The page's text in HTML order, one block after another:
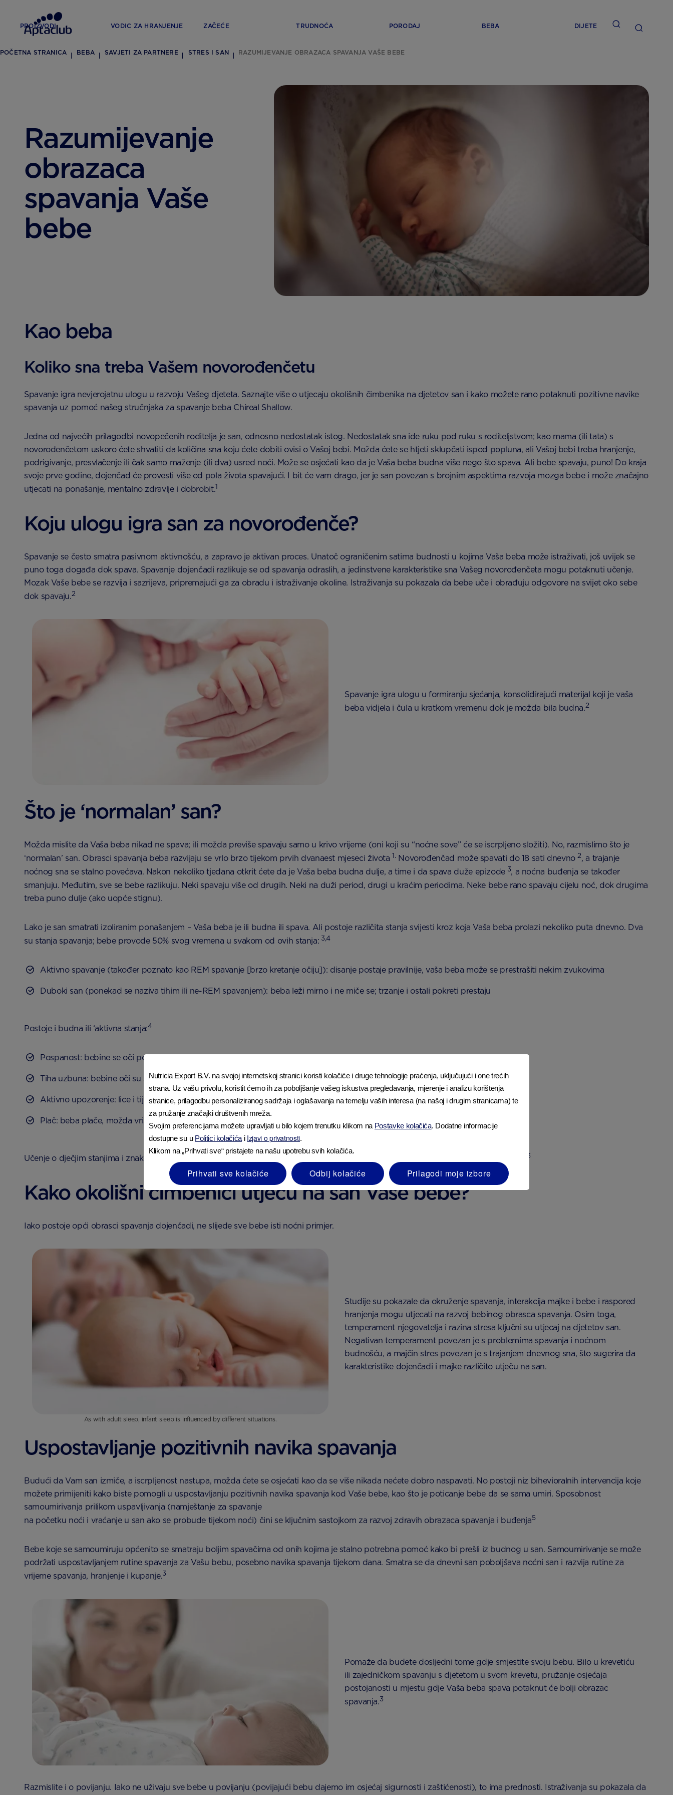
PROIZVODI VODIC ZA HRANJENJE ZAČEĆE TRUDNOĆA PORODAJ BEBA DIJETE
POČETNA STRANICA BEBA SAVJETI ZA PARTNERE STRES I SAN RAZUMIJEVANJE OBRAZACA SPAVANJA VAŠE BEBE
Razumijevanje
obrazaca
spavanja Vaše
bebe
Kao beba
Koliko sna treba Vašem novorođenčetu
Spavanje igra nevjerojatnu ulogu u razvoju Vašeg djeteta. Saznajte više o utjecaju okolišnih čimbenika na djetetov san i kako možete rano potaknuti pozitivne navike
spavanja uz pomoć našeg stručnjaka za spavanje beba Chireal Shallow.
Jedna od najvećih prilagodbi novopečenih roditelja je san, odnosno nedostatak istog. Nedostatak sna ide ruku pod ruku s roditeljstvom; kao mama (ili tata) s
novorođenčetom uskoro ćete shvatiti da količina sna koju ćete dobiti ovisi o Vašoj bebi. Možda ćete se htjeti sklupčati ispod popluna, ali Vašoj bebi treba hranjenje,
podrigivanje, presvlačenje ili čak samo maženje (ili dva) usred noći. Može se osjećati kao da je Vaša beba budna više nego što spava. Ali bebe spavaju, puno! Do kraja
svoje prve godine, dojenčad će provesti više od pola života spavajući. I bit će vam drago, jer je san povezan s brojnim aspektima razvoja mozga bebe i može značajno
utjecati na ponašanje, mentalno zdravlje i dobrobit.1
Koju ulogu igra san za novorođenče?
Spavanje se često smatra pasivnom aktivnošću, a zapravo je aktivan proces. Unatoč ograničenim satima budnosti u kojima Vaša beba može istraživati, još uvijek se
puno toga događa dok spava. Spavanje dojenčadi razlikuje se od spavanja odraslih, a jedinstvene karakteristike sna Vašeg novorođenčeta mogu potaknuti učenje.
Mozak Vaše bebe se razvija i sazrijeva, pripremajući ga za obradu i istraživanje okoline. Istraživanja su pokazala da bebe uče i obrađuju odgovore na svijet oko sebe
dok spavaju.2
Spavanje igra ulogu u formiranju sjećanja, konsolidirajući materijal koji je vaša
beba vidjela i čula u kratkom vremenu dok je možda bila budna.2
Što je ‘normalan’ san?
Možda mislite da Vaša beba nikad ne spava; ili možda previše spavaju samo u krivo vrijeme (oni koji su “noćne sove” će se iscrpljeno složiti). No, razmislimo što je
‘normalan’ san. Obrasci spavanja beba razvijaju se vrlo brzo tijekom prvih dvanaest mjeseci života 1.Novorođenčad može spavati do 18 sati dnevno2, a trajanje
noćnog sna se stalno povećava. Nakon nekoliko tjedana otkrit ćete da je Vaša beba budna dulje, a time i da spava duže epizode 3, a noćna buđenja se također
smanjuju. Međutim, sve se bebe razlikuju. Neki spavaju više od drugih. Neki na duži period, drugi u kraćim periodima. Neke bebe rano spavaju cijelu noć, dok drugima
treba puno dulje (ako uopće stignu).
Lako je san smatrati izoliranim ponašanjem – Vaša beba je ili budna ili spava. Ali postoje različita stanja svijesti kroz koja Vaša beba prolazi nekoliko puta dnevno. Dva
su stanja spavanja; bebe provode 50% svog vremena u svakom od ovih stanja: 3,4
Aktivno spavanje (također poznato kao REM spavanje [brzo kretanje očiju]): disanje postaje pravilnije, vaša beba može se prestrašiti nekim zvukovima
Duboki san (ponekad se naziva tihim ili ne-REM spavanjem): beba leži mirno i ne miče se; trzanje i ostali pokreti prestaju
Postoje i budna ili ‘aktivna stanja:4
Pospanost: bebine se oči počinju zatvarati; i počnu zaspivati
Tiha uzbuna: bebine oči su širom otvorene, lice im je svijetlo, a tijelo tiho
Aktivno upozorenje: lice i tijelo im se aktivno kreću
Plač: beba plače, možda vrišti; njihovo se tijelo kreće na vrlo sporadične načine
Učenje o dječjim stanjima i znakovima važno je jer Vam pomaže postati svjesniji i reagirati na suptilnosti obrazaca spavanja Vaše bebe. 3
Kako okolišni čimbenici utječu na san Vaše bebe?
Iako postoje opći obrasci spavanja dojenčadi, ne slijede sve bebe isti noćni primjer.
As with adult sleep, infant sleep is influenced by different situations.
Studije su pokazale da okruženje spavanja, interakcija majke i bebe i raspored
hranjenja mogu utjecati na razvoj bebinog obrasca spavanja. Osim toga,
temperament njegovatelja i razina stresa ključni su utjecaj na djetetov san.
Negativan temperament povezan je s problemima spavanja i noćnom
budnošću, a majčin stres povezan je s trajanjem dnevnog sna, što sugerira da
karakteristike dojenčadi i majke različito utječu na san.
Uspostavljanje pozitivnih navika spavanja
Budući da Vam san izmiče, a iscrpljenost nastupa, možda ćete se osjećati kao da se više nikada nećete dobro naspavati. No postoji niz bihevioralnih intervencija koje
možete primijeniti kako biste pomogli u uspostavljanju pozitivnih navika spavanja kod Vaše bebe, kao što je poticanje bebe da se sama umiri. Sposobnost
samoumirivanja prilikom uspavljivanja (namještanje za spavanje
na početku noći i vraćanje u san ako se probude tijekom noći) čini se ključnim sastojkom za razvoj zdravih obrazaca spavanja i buđenja5
Bebe koje se samoumiruju općenito se smatraju boljim spavačima od onih kojima je stalno potrebna pomoć kako bi prešli iz budnog u san. Samoumirivanje se može
podržati uspostavljanjem rutine spavanja za Vašu bebu, posebno navika spavanja tijekom dana. Smatra se da dnevni san poboljšava noćni san i razvija rutine za
vrijeme spavanja, hranjenje i kupanje.3
Pomaže da budete dosljedni tome gdje smjestite svoju bebu. Bilo u krevetiću
ili zajedničkom spavanju s djetetom u svom krevetu, pružanje osjećaja
postojanosti u mjestu gdje Vaša beba spava potaknut će bolji obrazac
spavanja.3
Razmislite i o povijanju. Iako ne uživaju sve bebe u povijanju (povijajući bebu dajemo im osjećaj sigurnosti i zaštićenosti), to ima prednosti. Istraživanja su pokazala da
Nutricia Export B.V. na svojoj internetskoj stranici koristi kolačiće i druge tehnologije praćenja, uključujući i one trećih
strana. Uz vašu privolu, koristit ćemo ih za poboljšanje vašeg iskustva pregledavanja, mjerenje i analizu korištenja
stranice, prilagodbu personaliziranog sadržaja i oglašavanja na temelju vaših interesa (na našoj i drugim stranicama) te
za pružanje značajki društvenih mreža.
Svojim preferencijama možete upravljati u bilo kojem trenutku klikom na Postavke kolačića. Dodatne informacije
dostupne su u Politici kolačićai Izjavi o privatnosti.
Klikom na „Prihvati sve“ pristajete na našu upotrebu svih kolačića.
Prihvati sve kolačiće Odbij kolačiće Prilagodi moje izbore